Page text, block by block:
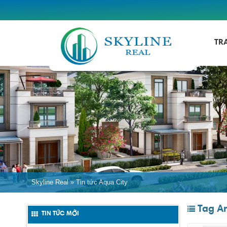
Skyline Real»Tin tức Aqua City
Tag
TIN TỨC MỚI